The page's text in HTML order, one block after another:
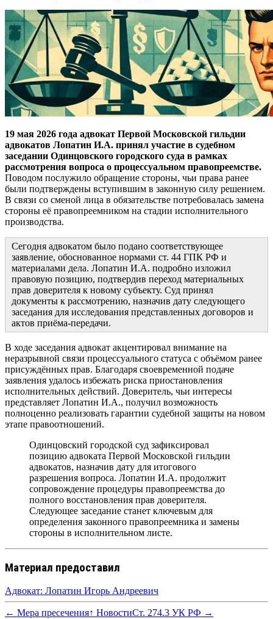
19 мая 2026 года адвокат Первой Московской гильдии
адвокатов Лопатин И.А. принял участие в судебном
заседании Одинцовского городского суда в рамках
рассмотрения вопроса о процессуальном правопреемстве.
Поводом послужило обращение стороны, чьи права ранее
были подтверждены вступившим в законную силу решением.
В связи со сменой лица в обязательстве потребовалась замена
стороны её правопреемником на стадии исполнительного
производства.
Сегодня адвокатом было подано соответствующее
заявление, обоснованное нормами ст. 44 ГПК РФ и
материалами дела. Лопатин И.А. подробно изложил
правовую позицию, подтвердив переход материальных
прав доверителя к новому субъекту. Суд принял
документы к рассмотрению, назначив дату следующего
заседания для исследования представленных договоров и
актов приёма-передачи.
В ходе заседания адвокат акцентировал внимание на
неразрывной связи процессуального статуса с объёмом ранее
присуждённых прав. Благодаря своевременной подаче
заявления удалось избежать риска приостановления
исполнительных действий. Доверитель, чьи интересы
представляет Лопатин И.А., получил возможность
полноценно реализовать гарантии судебной защиты на новом
этапе правоотношений.
Одинцовский городской суд зафиксировал
позицию адвоката Первой Московской гильдии
адвокатов, назначив дату для итогового
разрешения вопроса. Лопатин И.А. продолжит
сопровождение процедуры правопреемства до
полного восстановления прав доверителя.
Следующее заседание станет ключевым для
определения законного правопреемника и замены
стороны в исполнительном листе.
Материал предоставил
Адвокат: Лопатин Игорь Андреевич
← Мера пресечения↑ НовостиСт. 274.3 УК РФ →